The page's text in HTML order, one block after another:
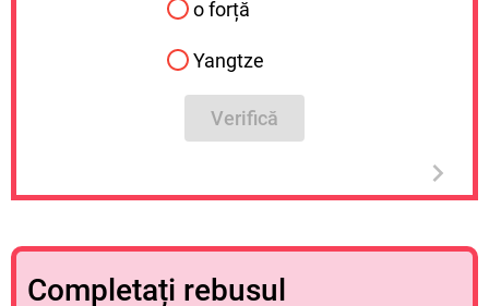
o forță
Yangtze
Verifică
Completați rebusul